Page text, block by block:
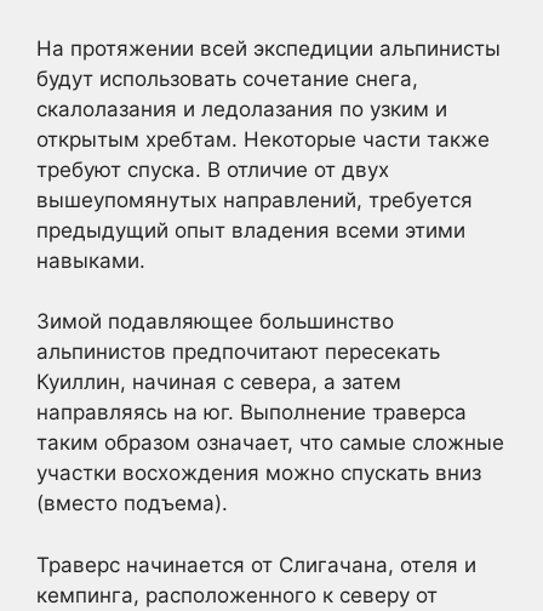
На протяжении всей экспедиции альпинисты
будут использовать сочетание снега,
скалолазания и ледолазания по узким и
открытым хребтам. Некоторые части также
требуют спуска. В отличие от двух
вышеупомянутых направлений, требуется
предыдущий опыт владения всеми этими
навыками.
Зимой подавляющее большинство
альпинистов предпочитают пересекать
Куиллин, начиная с севера, а затем
направляясь на юг. Выполнение траверса
таким образом означает, что самые сложные
участки восхождения можно спускать вниз
(вместо подъема).
Траверс начинается от Слигачана, отеля и
кемпинга, расположенного к северу от